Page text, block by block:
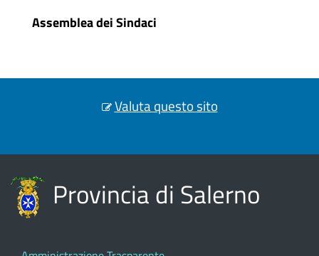
Assemblea dei Sindaci
Valuta questo sito
Provincia di Salerno